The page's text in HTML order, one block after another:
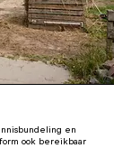
en
ook bereikbaar